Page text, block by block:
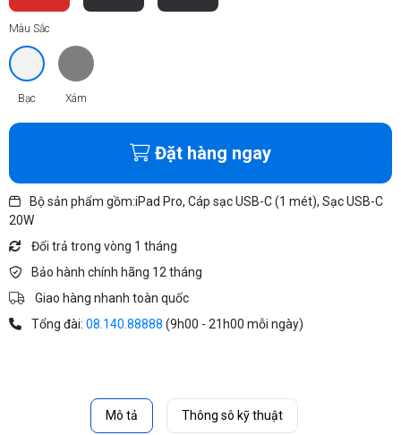
Màu Sắc
Bạc Xám
Đặt hàng ngay
Bộ sản phẩm gồm:iPad Pro, Cáp sạc USB-C (1 mét), Sạc USB-C
20W
Đổi trả trong vòng 1 tháng
Bảo hành chính hãng 12 tháng
Giao hàng nhanh toàn quốc
Tổng đài: 08.140.88888 (9h00 - 21h00 mỗi ngày)
Mô tả Thông sô kỹ thuật